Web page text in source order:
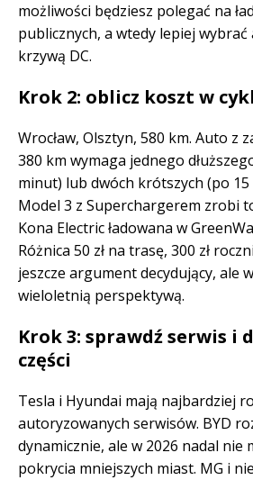
możliwości będziesz polegać na
publicznych, a wtedy lepiej wybrać
krzywą DC.
Krok 2: oblicz koszt w
Wrocław, Olsztyn, 580 km. Auto z
380 km wymaga jednego
minut) lub dwóch krótszych (po
Model 3 z Superchargerem zrobi
Kona Electric ładowana w
Różnica 50 zł na trasę, 300 zł
jeszcze argument decydujący, ale
wieloletnią perspektywą.
Krok 3: sprawdź serwis i
części
Tesla i Hyundai mają najbardziej
autoryzowanych serwisów. BYD
dynamicznie, ale w 2026 nadal nie
pokrycia mniejszych miast. MG i